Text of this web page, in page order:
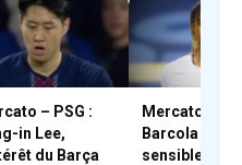
– PSG :
in Lee,
du Barça
Mercato –
Barcola est-il
sensible à